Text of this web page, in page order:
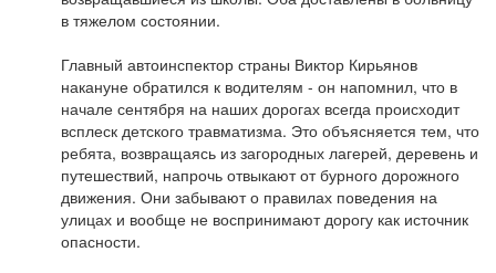
в тяжелом состоянии.
Главный автоинспектор страны Виктор Кирьянов
накануне обратился к водителям - он напомнил, что в
начале сентября на наших дорогах всегда происходит
всплеск детского травматизма. Это объясняется тем, что
ребята, возвращаясь из загородных лагерей, деревень и
путешествий, напрочь отвыкают от бурного дорожного
движения. Они забывают о правилах поведения на
улицах и вообще не воспринимают дорогу как источник
опасности.